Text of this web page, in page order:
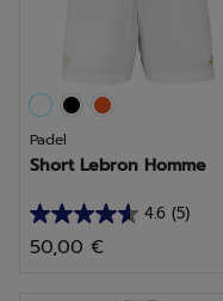
Padel
Short Lebron Homme
4.6 (5)
4.6
sur
50,00 €